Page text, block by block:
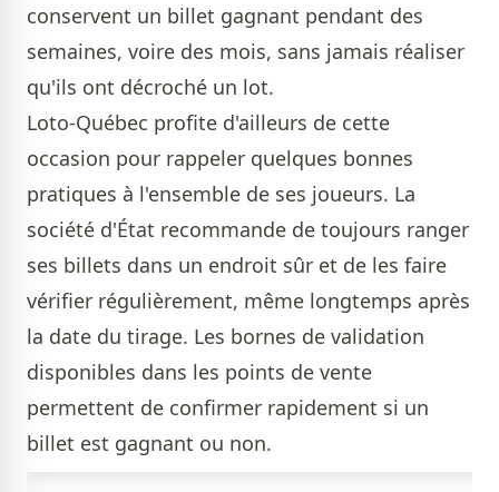
conservent un billet gagnant pendant des
semaines, voire des mois, sans jamais réaliser
qu'ils ont décroché un lot.
Loto-Québec profite d'ailleurs de cette
occasion pour rappeler quelques bonnes
pratiques à l'ensemble de ses joueurs. La
société d'État recommande de toujours ranger
ses billets dans un endroit sûr et de les faire
vérifier régulièrement, même longtemps après
la date du tirage. Les bornes de validation
disponibles dans les points de vente
permettent de confirmer rapidement si un
billet est gagnant ou non.